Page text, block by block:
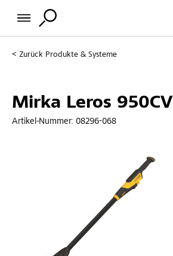
Zurück Produkte & Systeme
Mirka Leros 950CV
Artikel-Nummer: 08296-068